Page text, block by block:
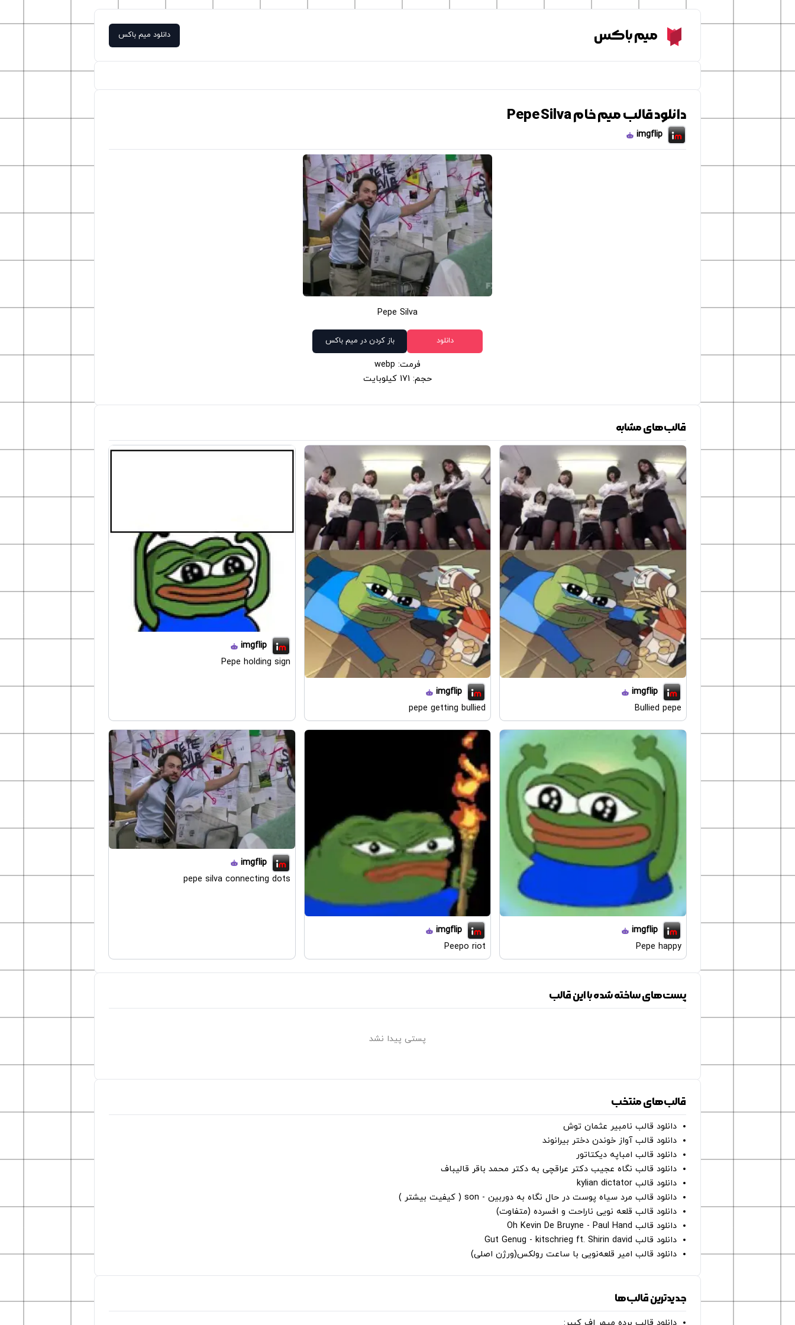
Meme Boxمیم باکس دانلود میم باکس
دانلود قالب میم خام Pepe Silva
imgflip
Pepe Silva
دانلود باز کردن در میم باکس
فرمت: webp
حجم: 171 کیلوبایت
قالب‌های مشابه
imgflip
Bullied pepe
imgflip
pepe getting bullied
imgflip
Pepe holding sign
imgflip
Pepe happy
imgflip
Peepo riot
imgflip
pepe silva connecting dots
پست‌های ساخته شده با این قالب
پستی پیدا نشد
قالب‌های منتخب
دانلود قالب نامبیر عثمان ‌توش
دانلود قالب آواز خوندن دختر بیرانوند
دانلود قالب امباپه دیکتاتور
دانلود قالب نگاه عجیب دکتر عراقچی به دکتر محمد باقر قالیباف
دانلود قالب kylian dictator
دانلود قالب مرد سیاه پوست در حال نگاه به دوربین - son ( کیفیت بیشتر )
دانلود قالب قلعه نویی ناراحت و افسرده (متفاوت)
دانلود قالب Oh Kevin De Bruyne - Paul Hand
دانلود قالب Gut Genug - kitschrieg ft. Shirin david
دانلود قالب امیر قلعه‌نویی با ساعت رولکس(ورژن اصلی)
جدیدترین قالب‌ها
دانلود قالب برده میمر اف کبیر: